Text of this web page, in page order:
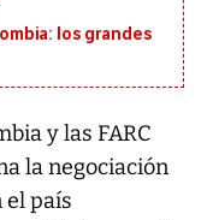
los grandes
y las FARC
la negociación
país